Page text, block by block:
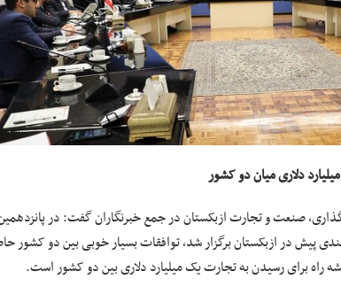
دلاری میان دو کشور
صنعت و تجارت ازبکستان در جمع خبرنگاران گفت:‌ در
در ازبکستان برگزار شد، توافقات بسیار خوبی بین دو کشور
راه برای رسیدن به تجارت یک میلیارد دلاری بین دو کشور است.